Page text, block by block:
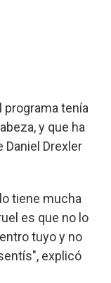
programa tenía
y que ha
Drexler
tiene mucha
es que no lo
tuyo y no
explicó